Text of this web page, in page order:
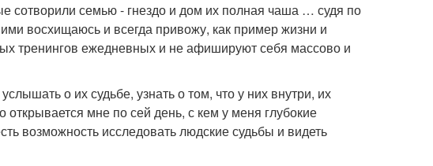
сотворили семью - гнездо и дом их полная чаша … судя по
восхищаюсь и всегда привожу, как пример жизни и
тренингов ежедневных и не афишируют себя массово и
о их судьбе, узнать о том, что у них внутри, их
мне по сей день, с кем у меня глубокие
возможность исследовать людские судьбы и видеть